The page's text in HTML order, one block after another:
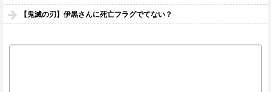
【鬼滅の刃】伊黒さんに死亡フラグでてない？